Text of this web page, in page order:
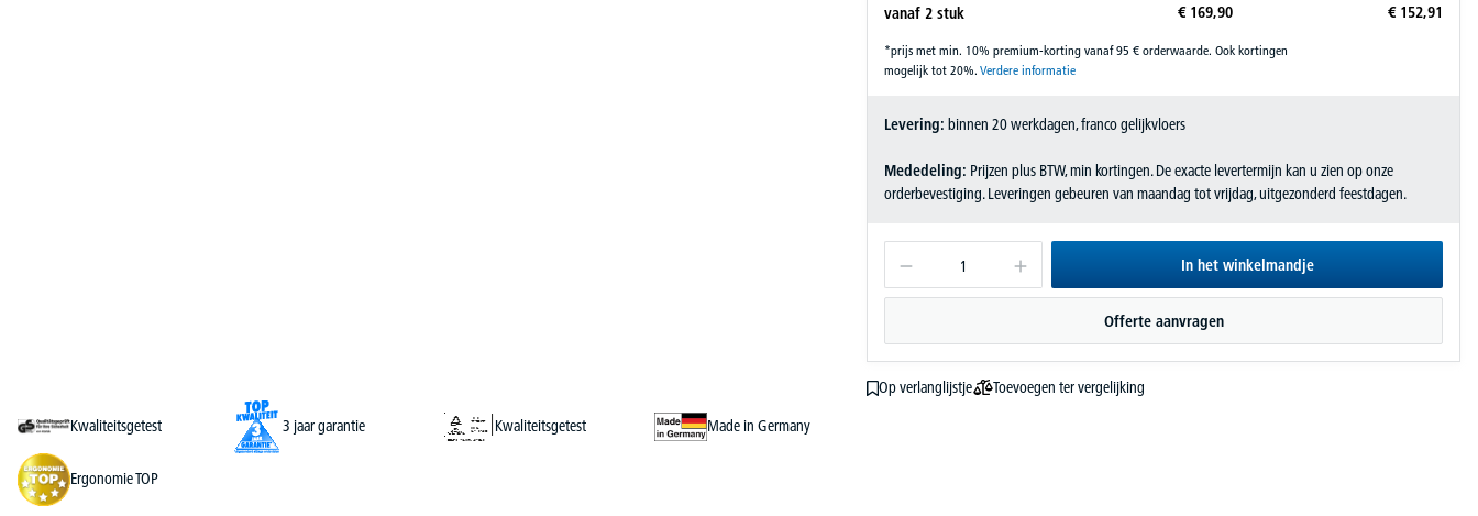
vanaf 2 stuk € 169,90 € 152,91
*prijs met min. 10% premium-korting vanaf 95 € orderwaarde. Ook kortingen
mogelijk tot 20%. Verdere informatie
Levering: binnen 20 werkdagen, franco gelijkvloers
Mededeling: Prijzen plus BTW, min kortingen. De exacte levertermijn kan u zien op onze
orderbevestiging. Leveringen gebeuren van maandag tot vrijdag, uitgezonderd feestdagen.
In het winkelmandje
Offerte aanvragen
Op verlanglijstje
Toevoegen ter vergelijking
Kwaliteitsgetest
3 jaar garantie Kwaliteitsgetest Made in Germany
Ergonomie TOP